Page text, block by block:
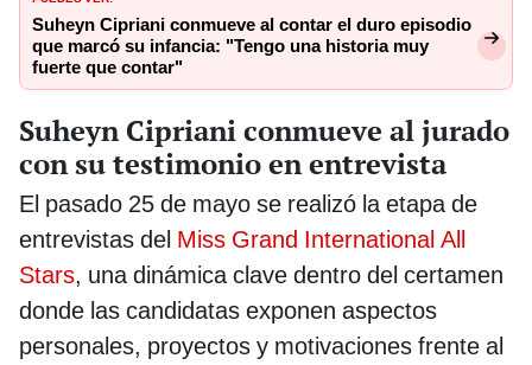
Suheyn Cipriani conmueve al contar el duro episodio
que marcó su infancia: "Tengo una historia muy
fuerte que contar"
Suheyn Cipriani conmueve al jurado
con su testimonio en entrevista
El pasado 25 de mayo se realizó la etapa de
entrevistas del Miss Grand International All
Stars, una dinámica clave dentro del certamen
donde las candidatas exponen aspectos
personales, proyectos y motivaciones frente al